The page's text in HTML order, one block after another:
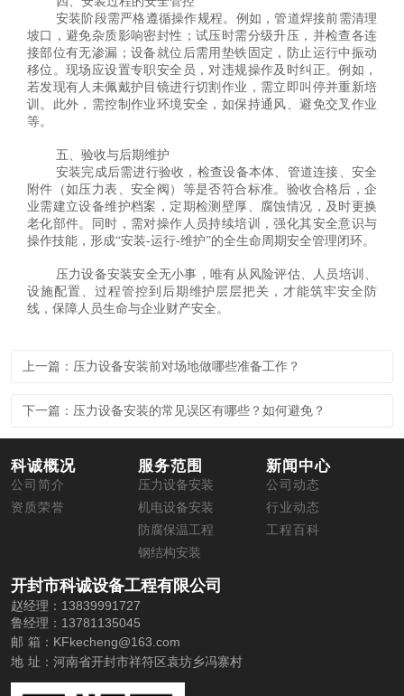
安装阶段需严格遵循操作规程。例如，管道焊接前需清理
坡口，避免杂质影响密封性；试压时需分级升压，并检查各连
接部位有无渗漏；设备就位后需用垫铁固定，防止运行中振动
移位。现场应设置专职安全员，对违规操作及时纠正。例如，
若发现有人未佩戴护目镜进行切割作业，需立即叫停并重新培
训。此外，需控制作业环境安全，如保持通风、避免交叉作业
等。
五、验收与后期维护
安装完成后需进行验收，检查设备本体、管道连接、安全
附件（如压力表、安全阀）等是否符合标准。验收合格后，企
业需建立设备维护档案，定期检测壁厚、腐蚀情况，及时更换
老化部件。同时，需对操作人员持续培训，强化其安全意识与
操作技能，形成“安装-运行-维护”的全生命周期安全管理闭环。
压力设备安装安全无小事，唯有从风险评估、人员培训、
设施配置、过程管控到后期维护层层把关，才能筑牢安全防
线，保障人员生命与企业财产安全。
上一篇：压力设备安装前对场地做哪些准备工作？
下一篇：压力设备安装的常见误区有哪些？如何避免？
科诚概况
公司简介
资质荣誉
服务范围
压力设备安装
机电设备安装
防腐保温工程
钢结构安装
新闻中心
公司动态
行业动态
工程百科
开封市科诚设备工程有限公司
赵经理：13839991727
鲁经理：13781135045
邮 箱： KFkecheng@163.com
地 址： 河南省开封市祥符区袁坊乡冯寨村